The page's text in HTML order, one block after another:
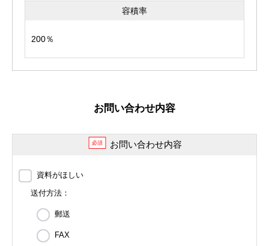
容積率
200％
お問い合わせ内容
必須 お問い合わせ内容
資料がほしい
送付方法：
郵送
FAX